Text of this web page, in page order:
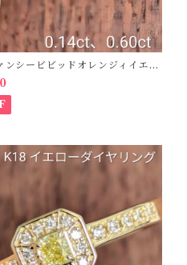
シービビッドオレンジィイエロ
ング D 0.144ct D 0.60ct【PRO